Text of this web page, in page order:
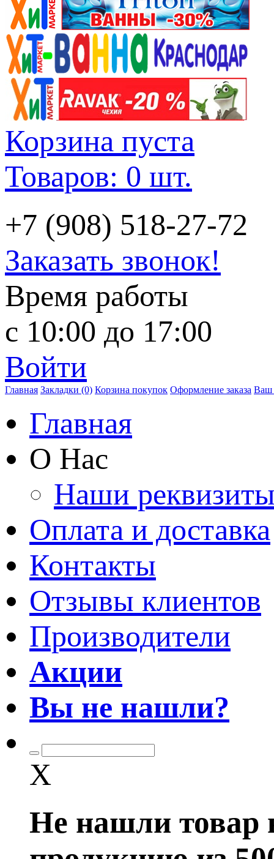
Корзина пуста
Товаров: 0 шт.
+7 (908) 518-27-72
Заказать звонок!
Время работы
с 10:00 до 17:00
Войти
Главная Закладки (0) Корзина покупок Оформление заказа Ваш
Главная
О Нас
Наши
Оплата и доставка
Контакты
Отзывы клиентов
Производители
Акции
Вы не нашли?
X
Не нашли товар